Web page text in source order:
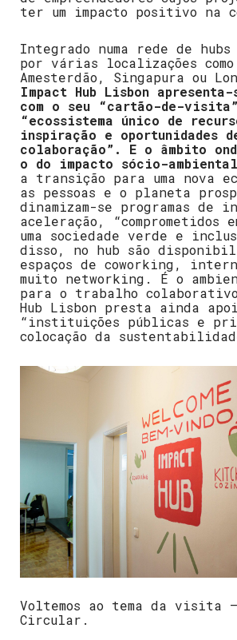
ter um impacto positivo na
Integrado numa rede de hubs
por várias localizações como
Amesterdão, Singapura ou
Impact Hub Lisbon
com o seu “cartão-de-
“ecossistema único de
inspiração e oportunidades
colaboração”. E o âmbito
o do impacto sócio-
a transição para uma nova
as pessoas e o planeta
dinamizam-se programas de
aceleração, “comprometidos
uma sociedade verde e
disso, no hub são
espaços de coworking,
muito networking. É o
para o trabalho
Hub Lisbon presta ainda
“instituições públicas e
colocação da
Voltemos ao tema da visita –
Circular.